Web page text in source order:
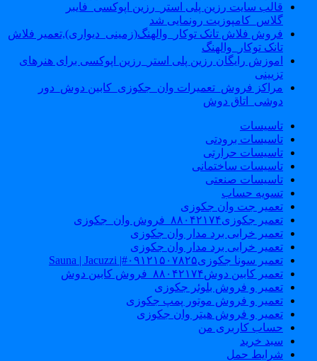
قالب سایت رزین پلی استر_رزین اپوکسی_فایبر
گلاس_کامپوزیت رونمایی شد
فروش فلاش تانک توکار_والهنگ(زمینی_دیواری),تعمیر فلاش
تانک توکار_والهنگ
اموزش رایگان رزین پلی استر_رزین اپوکسی برای هنرهای
تزیینی
مراکز فروش_تعمیرات وان_جکوزی_کابین دوش_دور
دوشی_اتاق دوش
تاسیسات
تاسیسات برودتی
تاسیسات حرارتی
تاسیسات ساختمانی
تاسیسات صنعتی
تسویه حساب
تعمیر جت وان جکوزی
تعمیر جکوزی۸۸۰۴۲۱۷۴_فروش وان_جکوزی
تعمیر خرابی برد مدار وان جکوزی
تعمیر خرابی برد مدار وان جکوزی
تعمیر سونا جکوزی۰۹۱۲۱۵۰۷۸۲۵#| Sauna | Jacuzzi
تعمیر کابین دوش۸۸۰۴۲۱۷۴_فروش کابین دوش
تعمیر و فروش بلوئر جکوزی
تعمیر و فروش موتور پمپ جکوزی
تعمیر و فروش هیتر وان جکوزی
حساب کاربری من
سبد خرید
شرایط حمل